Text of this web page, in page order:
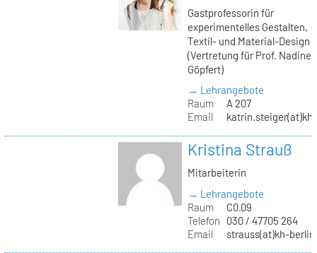
Gastprofessorin für
experimentelles Gestalten,
Textil- und Material-Design
(Vertretung für Prof. Nadine
Göpfert)
→ Lehrangebote
Raum
A 207
Email
Kristina Strauß
Mitarbeiterin
→ Lehrangebote
Raum
C0.09
Telefon
030 / 47705 264
Email
strauss(at)kh-